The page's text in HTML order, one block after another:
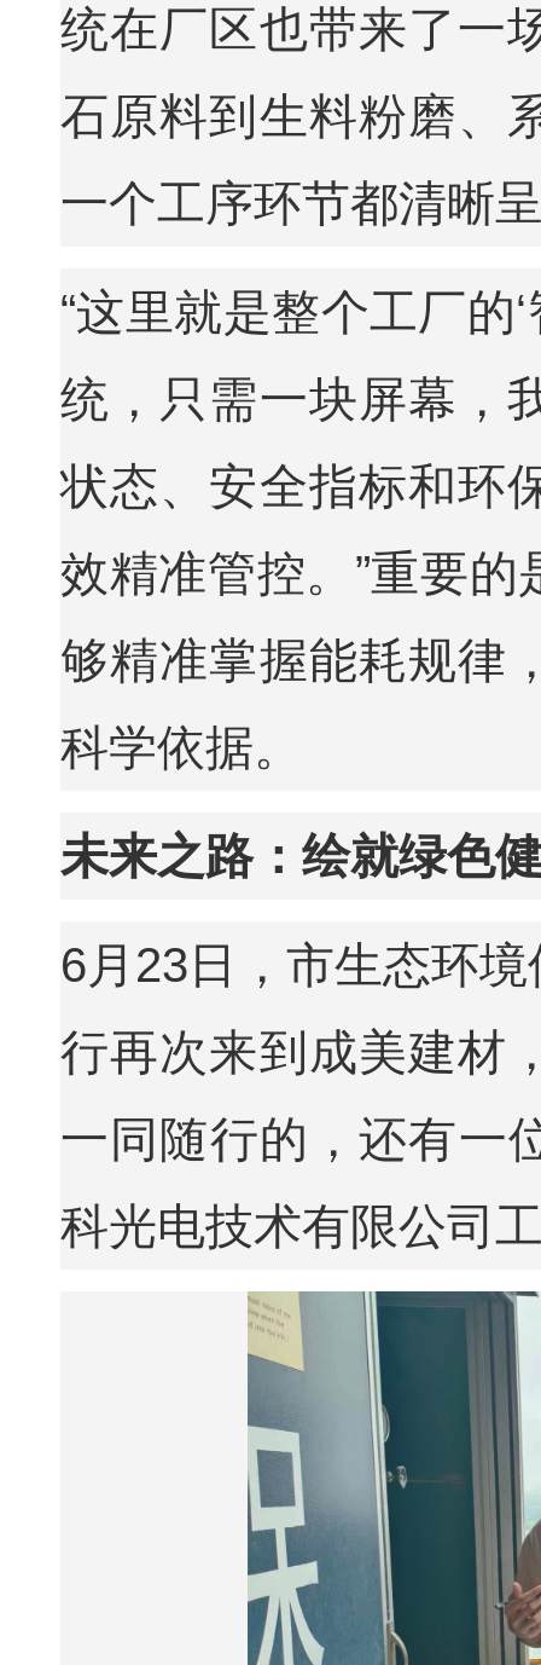
统在厂区也带来了一
石原料到生料粉磨、
一个工序环节都清晰
“这里就是整个工厂的
统，只需一块屏幕，
状态、安全指标和环
效精准管控。”重要
够精准掌握能耗规律
科学依据。
未来之路：绘就绿色
6月23日，市生态环
行再次来到成美建材
一同随行的，还有
科光电技术有限公司